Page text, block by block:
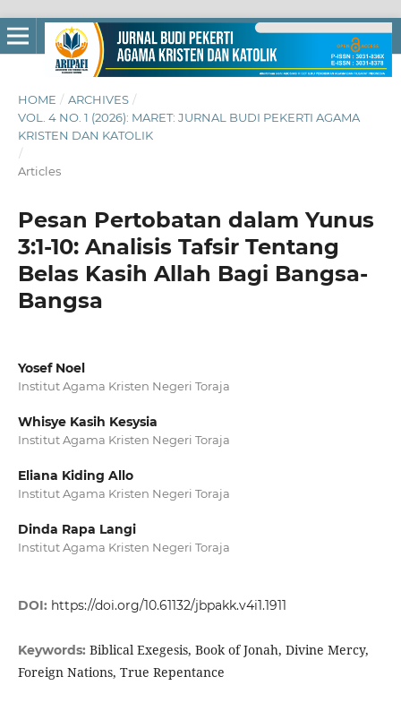
HOME / ARCHIVES /
VOL. 4 NO. 1 (2026): MARET: JURNAL BUDI PEKERTI AGAMA
KRISTEN DAN KATOLIK
/
Articles
Pesan Pertobatan dalam Yunus
3:1-10: Analisis Tafsir Tentang
Belas Kasih Allah Bagi Bangsa-
Bangsa
Yosef Noel
Institut Agama Kristen Negeri Toraja
Whisye Kasih Kesysia
Institut Agama Kristen Negeri Toraja
Eliana Kiding Allo
Institut Agama Kristen Negeri Toraja
Dinda Rapa Langi
Institut Agama Kristen Negeri Toraja
DOI: https://doi.org/10.61132/jbpakk.v4i1.1911
Keywords: Biblical Exegesis, Book of Jonah, Divine Mercy,
Foreign Nations, True Repentance